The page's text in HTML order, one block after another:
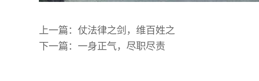
上一篇： 仗法律之剑，维百姓之
下一篇： 一身正气，尽职尽责